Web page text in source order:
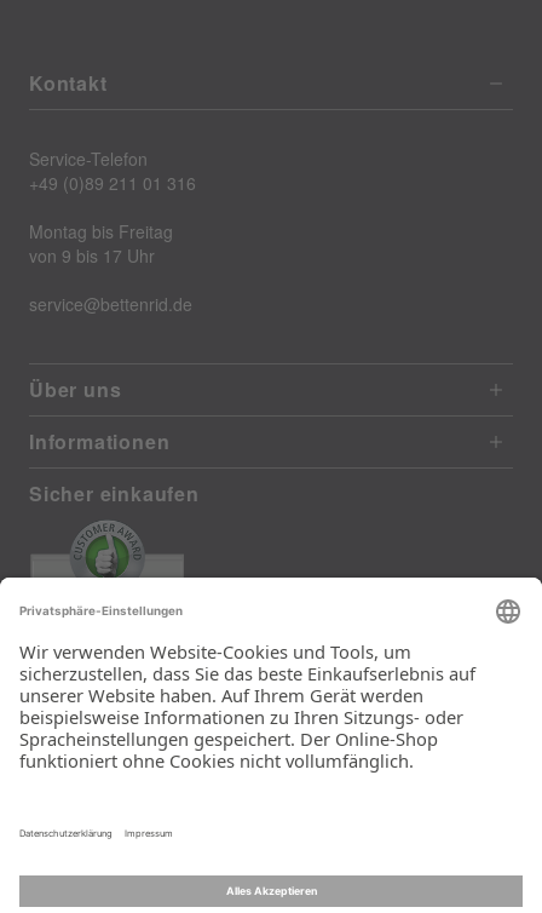
Kontakt
Service-Telefon
+49 (0)89 211 01 316
Montag bis Freitag
von 9 bis 17 Uhr
service@bettenrid.de
Über uns
Informationen
Sicher einkaufen
385 reviews from real customers
(last 12 months)
Total: 11283
Die Auswahl und die
Einfachheit der
Bestellung.